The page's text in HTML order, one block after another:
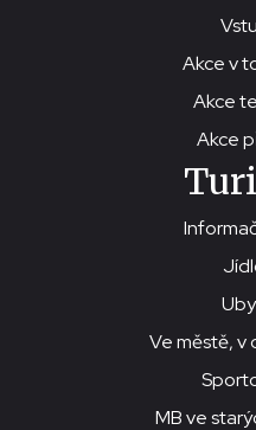
Akce v
Akce
Akce
Ve městě, v
MB ve